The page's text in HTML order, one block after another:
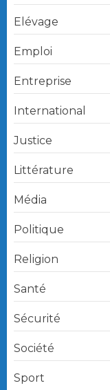
Elévage
Emploi
Entreprise
International
Justice
Littérature
Média
Politique
Religion
Santé
Sécurité
Société
Sport